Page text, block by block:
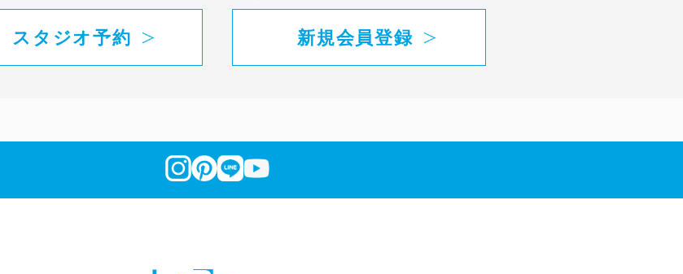
スタジオ予約 新規会員登録